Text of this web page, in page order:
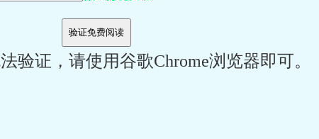
验证，请使用谷歌Chrome浏览器即可。